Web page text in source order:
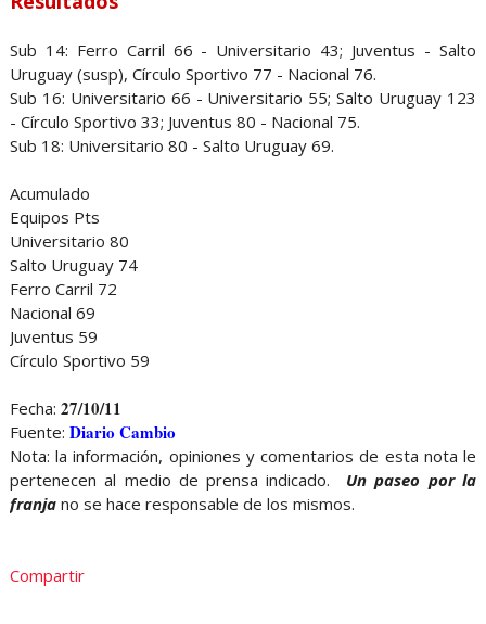
Sub 14: Ferro Carril 66 - Universitario 43; Juventus - Salto
Uruguay (susp), Círculo Sportivo 77 - Nacional 76.
Sub 16: Universitario 66 - Universitario 55; Salto Uruguay 123
- Círculo Sportivo 33; Juventus 80 - Nacional 75.
Sub 18: Universitario 80 - Salto Uruguay 69.
Acumulado
Equipos Pts
Universitario 80
Salto Uruguay 74
Ferro Carril 72
Nacional 69
Juventus 59
Círculo Sportivo 59
Fecha: 27/10/11
Fuente: Diario Cambio
Nota: la información, opiniones y comentarios de esta nota le
pertenecen al medio de prensa indicado. Un paseo por la
franjano se hace responsable de los mismos.
Compartir